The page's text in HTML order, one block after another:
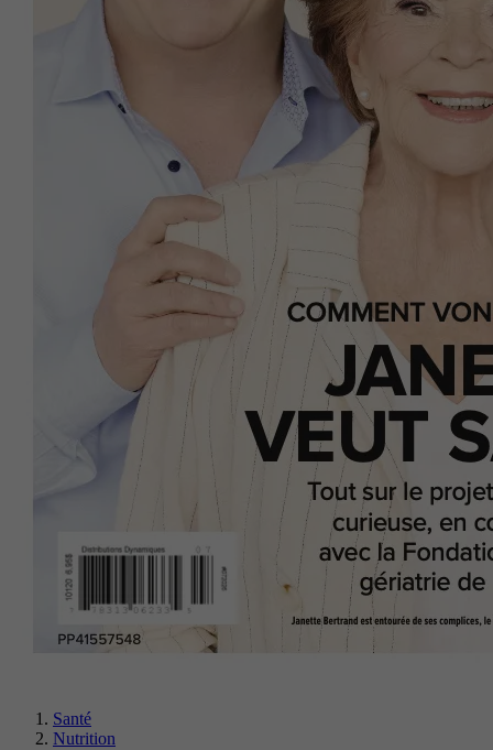
Santé
Nutrition